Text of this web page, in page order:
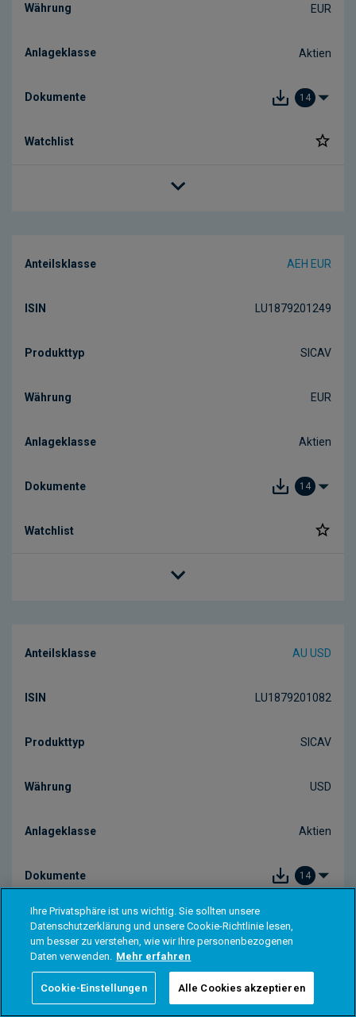
Ihre Privatsphäre ist uns wichtig. Sie sollten unsere
Datenschutzerklärung und unsere Cookie-Richtlinie lesen,
um besser zu verstehen, wie wir Ihre personenbezogenen
Daten verwenden. Mehr erfahren
Cookie-Einstellungen Alle Cookies akzeptieren